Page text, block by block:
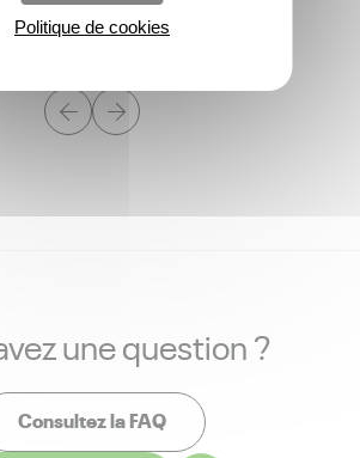
une question ?
Consultez la FAQ
Politique de cookies